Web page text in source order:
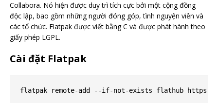
Collabora. Nó hiện được duy trì tích cực bởi một cộng đồng
độc lập, bao gồm những người đóng góp, tình nguyện viên và
các tổ chức. Flatpak được viết bằng C và được phát hành theo
giấy phép LGPL.
Cài đặt Flatpak